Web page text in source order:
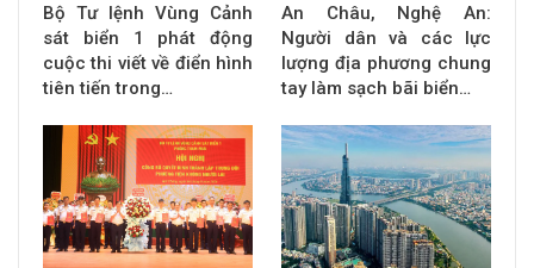
Bộ Tư lệnh Vùng Cảnh
sát biển 1 phát động
cuộc thi viết về điển hình
tiên tiến trong…
An Châu, Nghệ An:
Người dân và các lực
lượng địa phương chung
tay làm sạch bãi biển…